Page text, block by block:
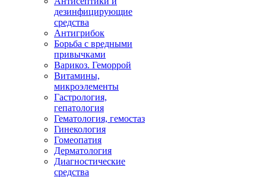
дезинфицирующие
средства
Антигрибок
Борьба с вредными
привычками
Варикоз. Геморрой
Витамины,
микроэлементы
Гастрология,
гепатология
Гематология, гемостаз
Гинекология
Гомеопатия
Дерматология
Диагностические
средства